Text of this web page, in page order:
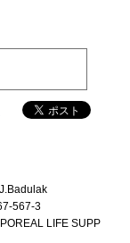
567-3
LIFE SUPP